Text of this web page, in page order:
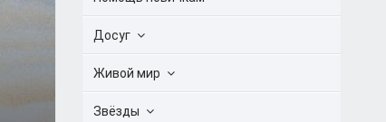
Досуг
Живой мир
Звёзды